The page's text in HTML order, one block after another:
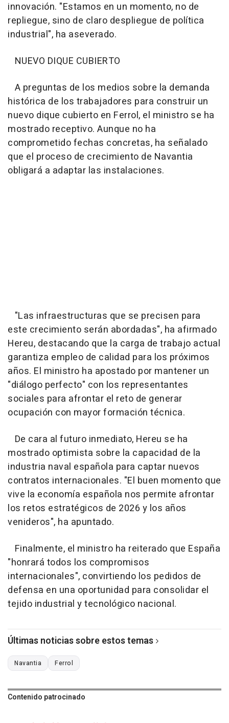
innovación. "Estamos en un momento, no de
repliegue, sino de claro despliegue de política
industrial", ha aseverado.
NUEVO DIQUE CUBIERTO
A preguntas de los medios sobre la demanda
histórica de los trabajadores para construir un
nuevo dique cubierto en Ferrol, el ministro se ha
mostrado receptivo. Aunque no ha
comprometido fechas concretas, ha señalado
que el proceso de crecimiento de Navantia
obligará a adaptar las instalaciones.
"Las infraestructuras que se precisen para
este crecimiento serán abordadas", ha afirmado
Hereu, destacando que la carga de trabajo actual
garantiza empleo de calidad para los próximos
años. El ministro ha apostado por mantener un
"diálogo perfecto" con los representantes
sociales para afrontar el reto de generar
ocupación con mayor formación técnica.
De cara al futuro inmediato, Hereu se ha
mostrado optimista sobre la capacidad de la
industria naval española para captar nuevos
contratos internacionales. "El buen momento que
vive la economía española nos permite afrontar
los retos estratégicos de 2026 y los años
venideros", ha apuntado.
Finalmente, el ministro ha reiterado que España
"honrará todos los compromisos
internacionales", convirtiendo los pedidos de
defensa en una oportunidad para consolidar el
tejido industrial y tecnológico nacional.
Últimas noticias sobre estos temas
Navantia Ferrol
Contenido patrocinado